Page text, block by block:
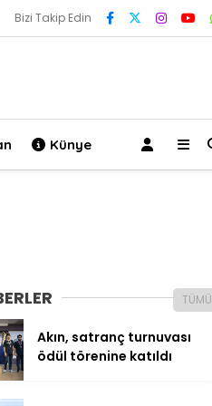
Bizi Takip Edin
Künye
TÜMÜ
Akın, satranç turnuvası
ödül törenine katıldı